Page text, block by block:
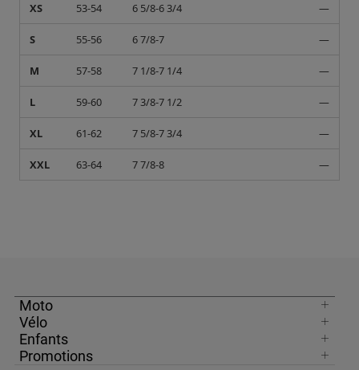
XS 53-54 6 5/8-6 3/4 —
S 55-56 6 7/8-7 —
M 57-58 7 1/8-7 1/4 —
L 59-60 7 3/8-7 1/2 —
XL 61-62 7 5/8-7 3/4 —
XXL 63-64 7 7/8-8 —
Moto
Vélo
Enfants
Promotions